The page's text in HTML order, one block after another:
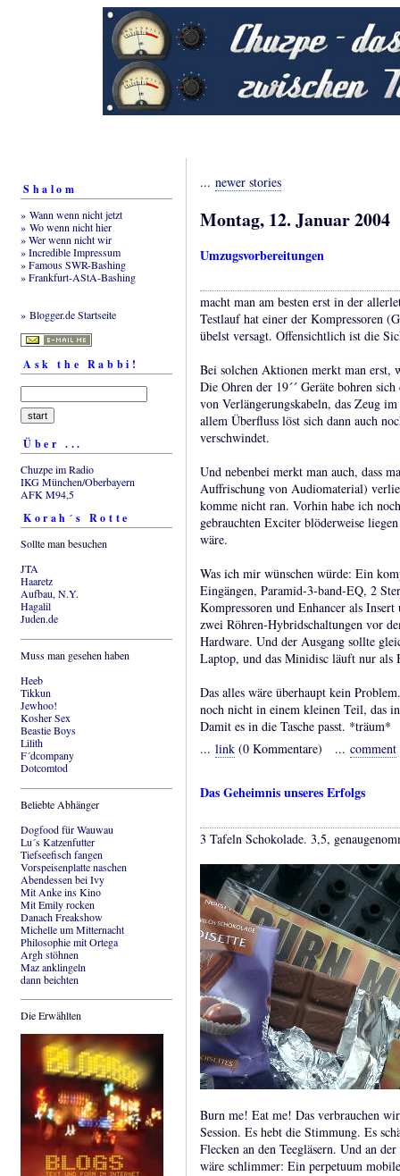
Shalom
» Wann wenn nicht jetzt
» Wo wenn nicht hier
» Wer wenn nicht wir
» Incredible Impressum
» Famous SWR-Bashing
» Frankfurt-AStA-Bashing
» Blogger.de Startseite
Ask the Rabbi!
Über ...
Chuzpe im Radio
IKG München/Oberbayern
AFK M94,5
Korah´s Rotte
Sollte man besuchen
JTA
Haaretz
Aufbau, N.Y.
Hagalil
Juden.de
Muss man gesehen haben
Heeb
Tikkun
Jewhoo!
Kosher Sex
Beastie Boys
Lilith
F´dcompany
Dotcomtod
Beliebte Abhänger
Dogfood für Wauwau
Lu´s Katzenfutter
Tiefseefisch fangen
Vorspeisenplatte naschen
Abendessen bei Ivy
Mit Anke ins Kino
Mit Emily rocken
Danach Freakshow
Michelle um Mitternacht
Philosophie mit Ortega
Argh stöhnen
Maz anklingeln
dann beichten
Die Erwählten
... newer stories
Montag, 12. Januar 2004
Umzugsvorbereitungen
macht man am besten erst in der
Testlauf hat einer der Kompressoren
übelst versagt. Offensichtlich ist die
Bei solchen Aktionen merkt man
Die Ohren der 19´´ Geräte bohren
von Verlängerungskabeln, das Zeug
allem Überfluss löst sich dann auch
verschwindet.
Und nebenbei merkt man auch, dass
Auffrischung von Audiomaterial)
komme nicht ran. Vorhin habe ich
gebrauchten Exciter blöderweise
wäre.
Was ich mir wünschen würde: Ein
Eingängen, Paramid-3-band-EQ, 2
Kompressoren und Enhancer als
zwei Röhren-Hybridschaltungen vor
Hardware. Und der Ausgang sollte
Laptop, und das Minidisc läuft nur als
Das alles wäre überhaupt kein
noch nicht in einem kleinen Teil, das
Damit es in die Tasche passt. *träum*
... link (0 Kommentare) ... comment
Das Geheimnis unseres Erfolgs
3 Tafeln Schokolade. 3,5,
Burn me! Eat me! Das verbrauchen
Session. Es hebt die Stimmung. Es
Flecken an den Teegläsern. Und an
wäre schlimmer: Ein perpetuum